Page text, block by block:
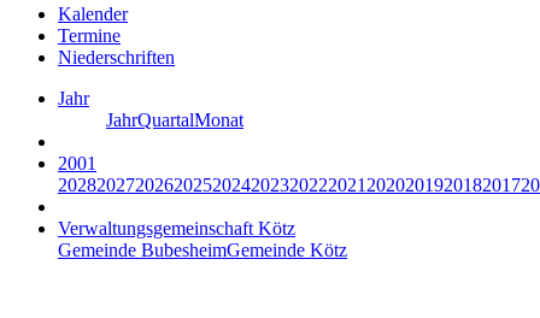
Kalender
Termine
Niederschriften
Jahr
JahrQuartalMonat
2001
20282027202620252024202320222021 2020201920182017
Verwaltungsgemeinschaft Kötz
Gemeinde BubesheimGemeinde Kötz